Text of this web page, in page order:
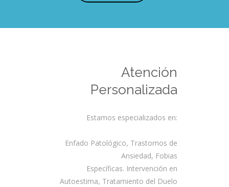
Atención
Personalizada
Estamos especializados en:
Enfado Patológico, Trastornos de
Ansiedad, Fobias
Específicas. Intervención en
Autoestima, Tratamiento del Duelo